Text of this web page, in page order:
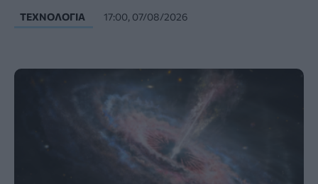
ΤΕΧΝΟΛΟΓΊΑ 17:00, 07/08/2026